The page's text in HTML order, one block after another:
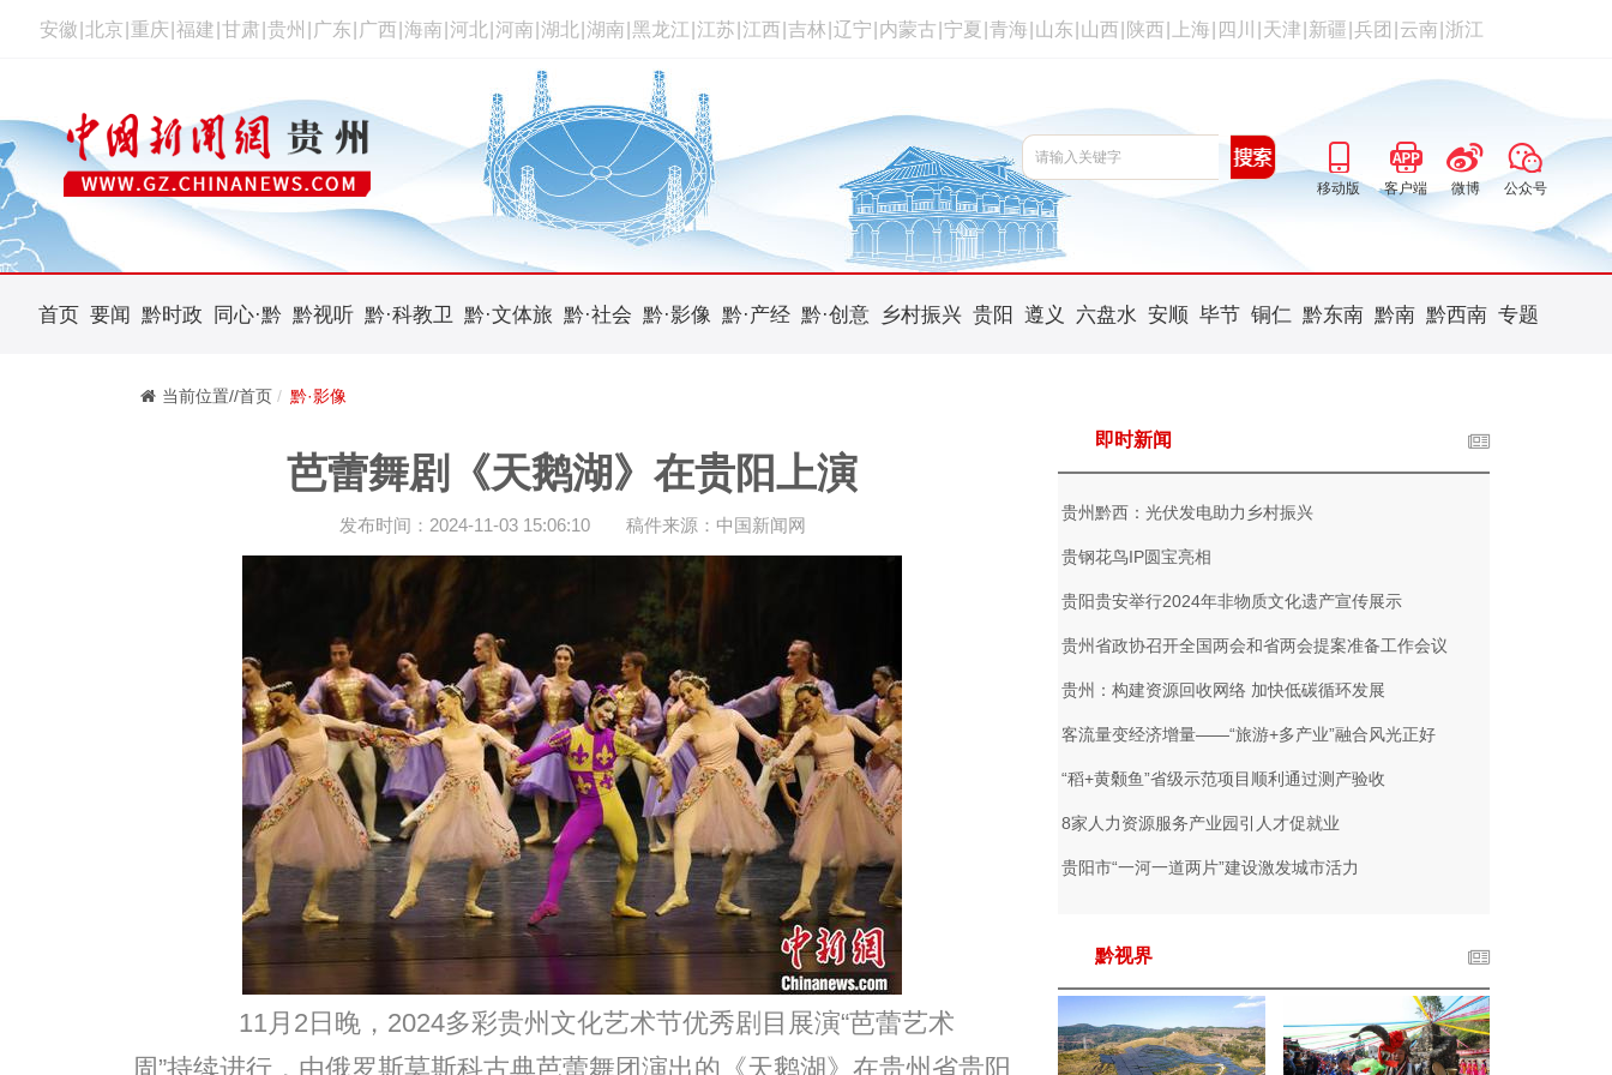
安徽 北京 重庆 福建 甘肃 贵州 广东 广西 海南 河北 河南 湖北 湖南 黑龙江 江苏 江西 吉林 辽宁 内蒙古 宁夏 青海 山东 山西 陕西 上海 四川 天津 新疆 兵团 云南 浙江
移动版 客户端 微博 公众号
首页 要闻 黔时政 同心·黔 黔视听 黔·科教卫 黔·文体旅 黔·社会 黔·影像 黔·产经 黔·创意 乡村振兴 贵阳 遵义 六盘水 安顺 毕节 铜仁 黔东南 黔南 黔西南 专题
当前位置//首页 黔·影像
芭蕾舞剧《天鹅湖》在贵阳上演
发布时间：2024-11-03 15:06:10 稿件来源：中国新闻网
11月2日晚，2024多彩贵州文化艺术节优秀剧目展演“芭蕾艺术
周”持续进行，由俄罗斯莫斯科古典芭蕾舞团演出的《天鹅湖》在贵州省贵阳
即时新闻
贵州黔西：光伏发电助力乡村振兴
贵钢花鸟IP圆宝亮相
贵阳贵安举行2024年非物质文化遗产宣传展示
贵州省政协召开全国两会和省两会提案准备工作会议
贵州：构建资源回收网络 加快低碳循环发展
客流量变经济增量——“旅游+多产业”融合风光正好
“稻+黄颡鱼”省级示范项目顺利通过测产验收
8家人力资源服务产业园引人才促就业
贵阳市“一河一道两片”建设激发城市活力
黔视界